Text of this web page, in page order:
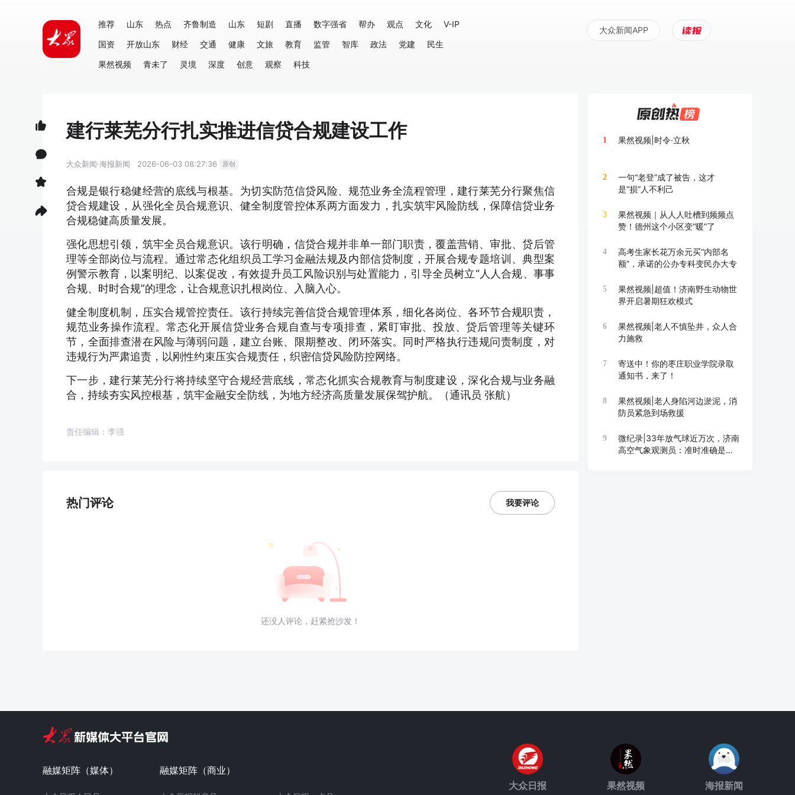
推荐 山东 热点 齐鲁制造 山东 短剧 直播 数字强省 帮办 观点 文化
V-IP
国资
开放山东 财经 交通 健康 文旅 教育 监管 智库 政法 党建
民生
果然视频
青未了 灵境 深度 创意 观察 科技
大众新闻APP
建行莱芜分行扎实推进信贷合规建设工作
大众新闻·海报新闻 2026-06-03 08:27:36 原创
合规是银行稳健经营的底线与根基。为切实防范信贷风险、规范业务全流程管理，建行莱芜分行聚焦信
贷合规建设，从强化全员合规意识、健全制度管控体系两方面发力，扎实筑牢风险防线，保障信贷业务
合规稳健高质量发展。
强化思想引领，筑牢全员合规意识。该行明确，信贷合规并非单一部门职责，覆盖营销、审批、贷后管
理等全部岗位与流程。通过常态化组织员工学习金融法规及内部信贷制度，开展合规专题培训、典型案
例警示教育，以案明纪、以案促改，有效提升员工风险识别与处置能力，引导全员树立“人人合规、事事
合规、时时合规”的理念，让合规意识扎根岗位、入脑入心。
健全制度机制，压实合规管控责任。该行持续完善信贷合规管理体系，细化各岗位、各环节合规职责，
规范业务操作流程。常态化开展信贷业务合规自查与专项排查，紧盯审批、投放、贷后管理等关键环
节，全面排查潜在风险与薄弱问题，建立台账、限期整改、闭环落实。同时严格执行违规问责制度，对
违规行为严肃追责，以刚性约束压实合规责任，织密信贷风险防控网络。
下一步，建行莱芜分行将持续坚守合规经营底线，常态化抓实合规教育与制度建设，深化合规与业务融
合，持续夯实风控根基，筑牢金融安全防线，为地方经济高质量发展保驾护航。（通讯员 张航）
责任编辑：李强
热门评论 我要评论
还没人评论，赶紧抢沙发！
1 果然视频|时令·立秋
2
一句“老登”成了被告，这才
是“损”人不利己
3
果然视频｜从人人吐槽到频频点
赞！德州这个小区变“暖”了
4
高考生家长花万余元买“内部名
额”，承诺的公办专科变民办大专
5
果然视频|超值！济南野生动物世
界开启暑期狂欢模式
6
果然视频|老人不慎坠井，众人合
力施救
7
寄送中！你的枣庄职业学院录取
通知书，来了！
8
果然视频|老人身陷河边淤泥，消
防员紧急到场救援
9
微纪录|33年放气球近万次，济南
高空气象观测员：准时准确是底
融媒矩阵（媒体） 融媒矩阵（商业）
大众日报 果然视频 海报新闻